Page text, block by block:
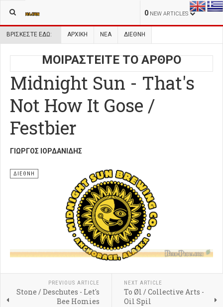
0 NEW ARTICLES
ΒΡΊΣΚΕΣΤΕ ΕΔΏ: ΑΡΧΙΚΉ ΝΕΑ ΔΙΕΘΝΗ
ΜΟΙΡΑΣΤΕΙΤΕ ΤΟ ΑΡΘΡΟ
Midnight Sun - That's
Not How It Gose /
Festbier
ΓΙΏΡΓΟΣ ΙΟΡΔΑΝΊΔΗΣ
ΔΙΕΘΝΗ
PREVIOUS ARTICLE
Stone / Deschutes - Let's
Bee Homies
NEXT ARTICLE
To Øl / Collective Arts -
Oil Spil